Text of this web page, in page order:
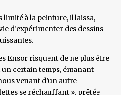
limité à la peinture, il laissa,
d’expérimenter des dessins
Ensor risquent de ne plus être
certain temps, émanant
venant d’un autre
se réchauffant », prêtée